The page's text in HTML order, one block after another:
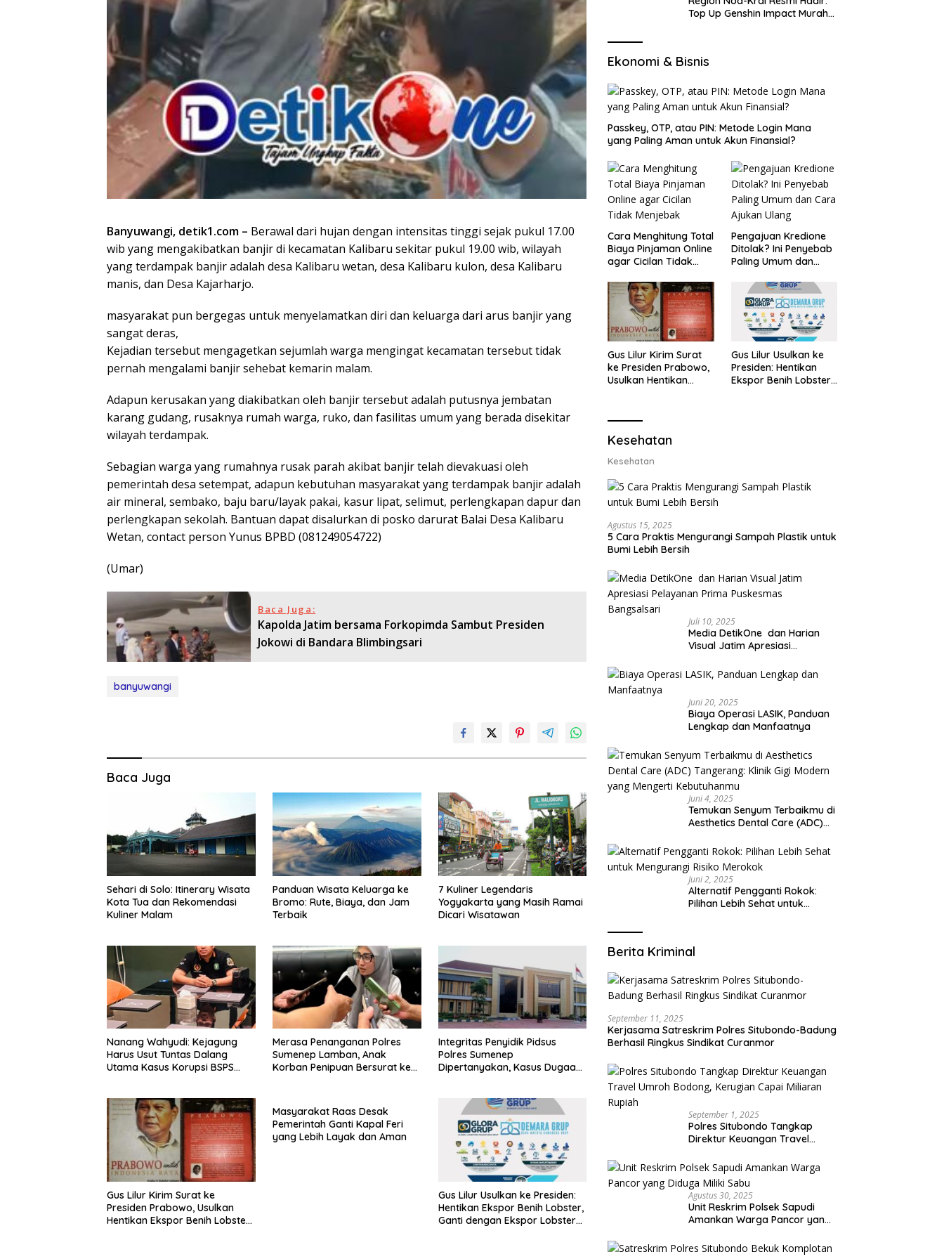
Banyuwangi, detik1.com – Berawal dari hujan dengan intensitas tinggi sejak pukul 17.00
wib yang mengakibatkan banjir di kecamatan Kalibaru sekitar pukul 19.00 wib, wilayah
yang terdampak banjir adalah desa Kalibaru wetan, desa Kalibaru kulon, desa Kalibaru
manis, dan Desa Kajarharjo.
masyarakat pun bergegas untuk menyelamatkan diri dan keluarga dari arus banjir yang
sangat deras,
Kejadian tersebut mengagetkan sejumlah warga mengingat kecamatan tersebut tidak
pernah mengalami banjir sehebat kemarin malam.
Adapun kerusakan yang diakibatkan oleh banjir tersebut adalah putusnya jembatan
karang gudang, rusaknya rumah warga, ruko, dan fasilitas umum yang berada disekitar
wilayah terdampak.
Sebagian warga yang rumahnya rusak parah akibat banjir telah dievakuasi oleh
pemerintah desa setempat, adapun kebutuhan masyarakat yang terdampak banjir adalah
air mineral, sembako, baju baru/layak pakai, kasur lipat, selimut, perlengkapan dapur dan
perlengkapan sekolah. Bantuan dapat disalurkan di posko darurat Balai Desa Kalibaru
Wetan, contact person Yunus BPBD (081249054722)
(Umar)
Baca Juga:
Kapolda Jatim bersama Forkopimda Sambut Presiden
Jokowi di Bandara Blimbingsari
banyuwangi
Baca Juga
Sehari di Solo: Itinerary Wisata
Kota Tua dan Rekomendasi
Kuliner Malam
Panduan Wisata Keluarga ke
Bromo: Rute, Biaya, dan Jam
Terbaik
7 Kuliner Legendaris
Yogyakarta yang Masih Ramai
Dicari Wisatawan
Nanang Wahyudi: Kejagung
Harus Usut Tuntas Dalang
Utama Kasus Korupsi BSPS
Merasa Penanganan Polres
Sumenep Lamban, Anak
Korban Penipuan Bersurat ke
Integritas Penyidik Pidsus
Polres Sumenep
Dipertanyakan, Kasus Dugaan
Gus Lilur Kirim Surat ke
Presiden Prabowo, Usulkan
Hentikan Ekspor Benih Lobster
Masyarakat Raas Desak
Pemerintah Ganti Kapal Feri
yang Lebih Layak dan Aman
Gus Lilur Usulkan ke Presiden:
Hentikan Ekspor Benih Lobster,
Ganti dengan Ekspor Lobster
Top Up Genshin Impact Murah
Ekonomi & Bisnis
Passkey, OTP, atau PIN: Metode Login Mana
yang Paling Aman untuk Akun Finansial?
Cara Menghitung Total
Biaya Pinjaman Online
agar Cicilan Tidak
Pengajuan Kredione
Ditolak? Ini Penyebab
Paling Umum dan
Gus Lilur Kirim Surat
ke Presiden Prabowo,
Usulkan Hentikan
Lobster 50 Gram
Gus Lilur Usulkan ke
Presiden: Hentikan
Ekspor Benih Lobster,
Kesehatan
Kesehatan
Agustus 15, 2025
5 Cara Praktis Mengurangi Sampah Plastik untuk
Bumi Lebih Bersih
Juli 10, 2025
Media DetikOne dan Harian
Visual Jatim Apresiasi
Bangsalsari
Juni 20, 2025
Biaya Operasi LASIK, Panduan
Lengkap dan Manfaatnya
Juni 4, 2025
Temukan Senyum Terbaikmu di
Aesthetics Dental Care (ADC)
yang Mengerti Kebutuhanmu
Juni 2, 2025
Alternatif Pengganti Rokok:
Pilihan Lebih Sehat untuk
Berita Kriminal
September 11, 2025
Kerjasama Satreskrim Polres Situbondo-Badung
Berhasil Ringkus Sindikat Curanmor
September 1, 2025
Polres Situbondo Tangkap
Direktur Keuangan Travel
Capai Miliaran Rupiah
Agustus 30, 2025
Unit Reskrim Polsek Sapudi
Amankan Warga Pancor yang